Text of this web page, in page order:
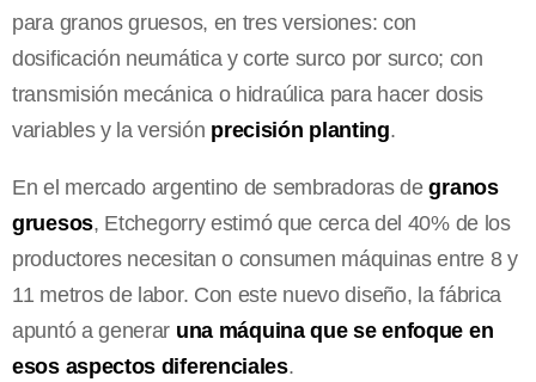
para granos gruesos, en tres versiones: con
dosificación neumática y corte surco por surco; con
transmisión mecánica o hidraúlica para hacer dosis
variables y la versión precisión planting.
En el mercado argentino de sembradoras degranos
gruesos, Etchegorry estimó que cerca del 40% de los
productores necesitan o consumen máquinas entre 8 y
11 metros de labor. Con este nuevo diseño, la fábrica
apuntó a generar una máquina que se enfoque en
esos aspectos diferenciales.